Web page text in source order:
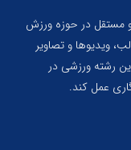
مستقل در حوزه ورزش
ویدیوها و تصاویر
رشته ورزشی در
عمل کند.